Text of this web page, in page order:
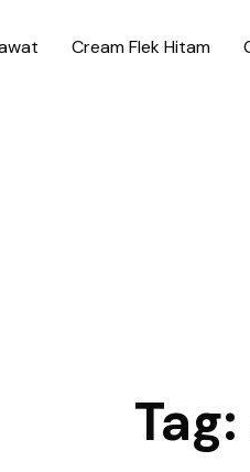
Cream Flek Hitam
Tag: